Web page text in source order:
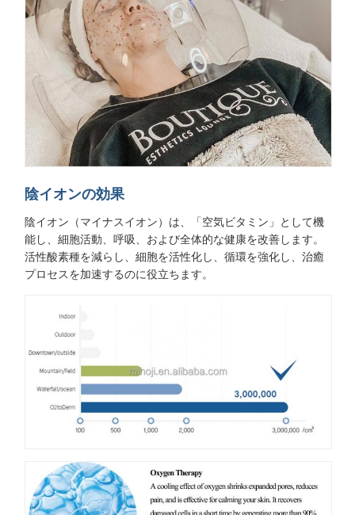
陰イオンの効果
陰イオン（マイナスイオン）は、「空気ビタミン」として機
能し、細胞活動、呼吸、および全体的な健康を改善します。
活性酸素種を減らし、細胞を活性化し、循環を強化し、治癒
プロセスを加速するのに役立ちます。